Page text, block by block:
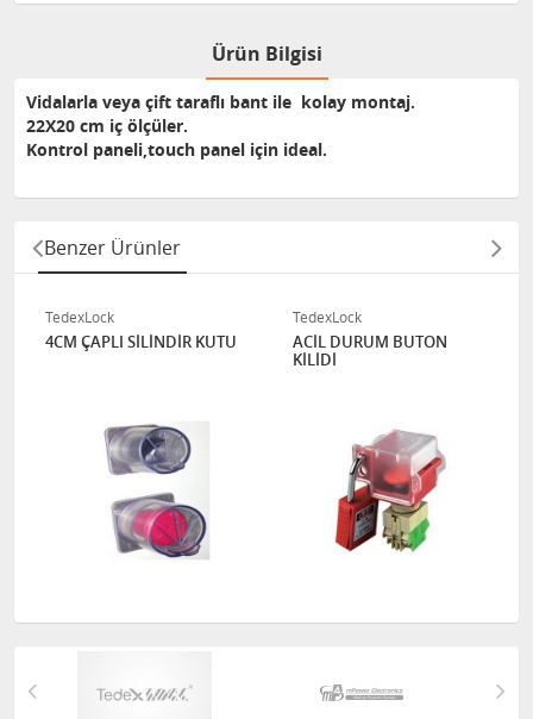
Ürün Bilgisi
Vidalarla veya çift taraflı bant ile kolay montaj.
22X20 cm iç ölçüler.
Kontrol paneli,touch panel için ideal.
Benzer Ürünler
TedexLock
4CM ÇAPLI SİLİNDİR KUTU
TedexLock
ACİL DURUM BUTON
KİLİDİ